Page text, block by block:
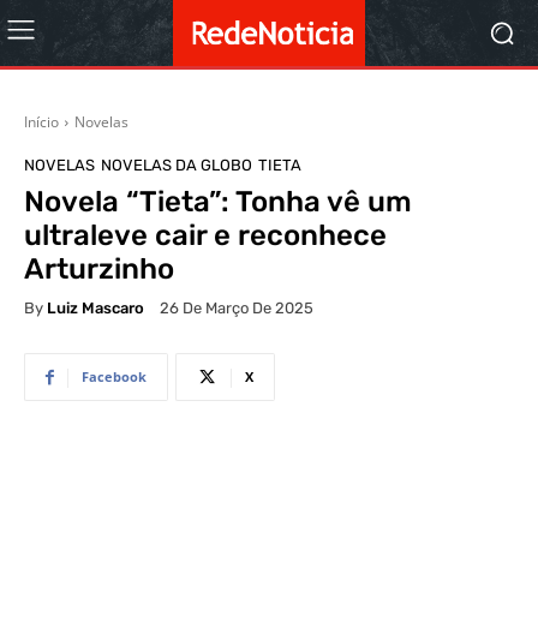
Início Novelas
NOVELAS NOVELAS DA GLOBO TIETA
Novela “Tieta”: Tonha vê um
ultraleve cair e reconhece
Arturzinho
By Luiz Mascaro 26 De Março De 2025
Facebook X